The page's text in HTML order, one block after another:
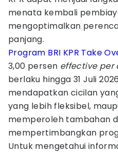
menata kembali
mengoptimalkan
panjang.
Program BRI KPR Take
3,00 persen effective per
berlaku hingga 31 Juli
mendapatkan cicilan
yang lebih fleksibel,
memperoleh tambahan
mempertimbangkan
Untuk mengetahui